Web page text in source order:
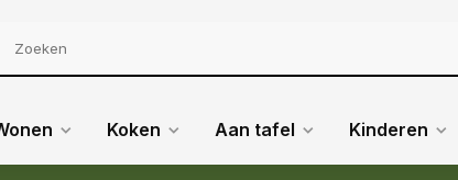
Koken Aan tafel Kinderen